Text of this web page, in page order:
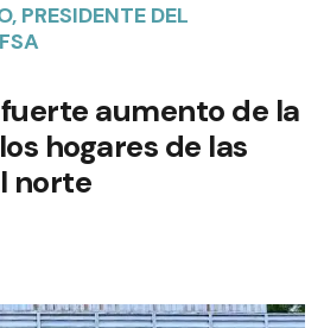
PRESIDENTE DEL
aumento de la
hogares de las
norte